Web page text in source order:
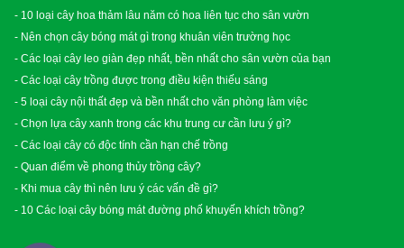
- 10 loại cây hoa thảm lâu năm có hoa liên tục cho sân vườn
- Nên chọn cây bóng mát gì trong khuân viên trường học
- Các loại cây leo giàn đẹp nhất, bền nhất cho sân vườn của bạn
- Các loại cây trồng được trong điều kiện thiếu sáng
- 5 loại cây nội thất đẹp và bền nhất cho văn phòng làm việc
- Chọn lựa cây xanh trong các khu trung cư cần lưu ý gì?
- Các loại cây có độc tính cần hạn chế trồng
- Quan điểm về phong thủy trồng cây?
- Khi mua cây thì nên lưu ý các vấn đề gì?
- 10 Các loại cây bóng mát đường phố khuyến khích trồng?